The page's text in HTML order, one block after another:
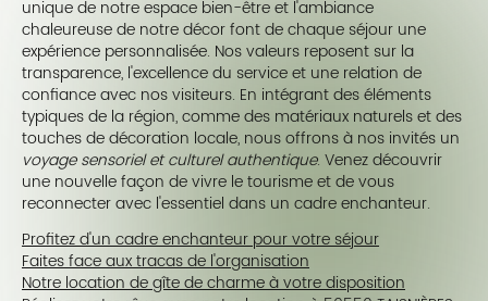
unique de notre espace bien-être et l'ambiance
chaleureuse de notre décor font de chaque séjour une
expérience personnalisée. Nos valeurs reposent sur la
transparence, l'excellence du service et une relation de
confiance avec nos visiteurs. En intégrant des éléments
typiques de la région, comme des matériaux naturels et des
touches de décoration locale, nous offrons à nos invités un
voyage sensoriel et culturel authentique. Venez découvrir
une nouvelle façon de vivre le tourisme et de vous
reconnecter avec l'essentiel dans un cadre enchanteur.
Profitez d'un cadre enchanteur pour votre séjour
Faites face aux tracas de l'organisation
Notre location de gîte de charme à votre disposition